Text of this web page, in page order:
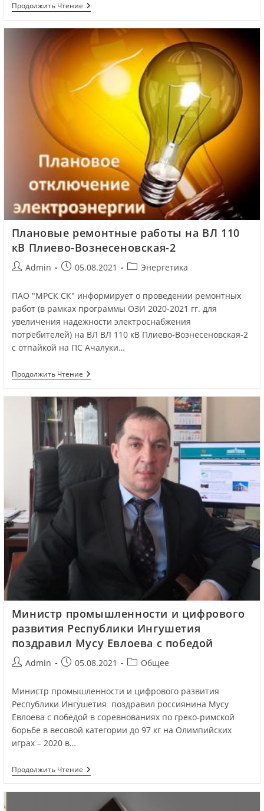
Продолжить Чтение
Плановые ремонтные работы на ВЛ 110
кВ Плиево-Вознесеновская-2
Admin 05.08.2021 Энергетика
ПАО "МРСК СК" информирует о проведении ремонтных
работ (в рамках программы ОЗИ 2020-2021 гг. для
увеличения надежности электроснабжения
потребителей) на ВЛ ВЛ 110 кВ Плиево-Вознесеновская-2
с отпайкой на ПС Ачалуки…
Продолжить Чтение
Министр промышленности и цифрового
развития Республики Ингушетия
поздравил Мусу Евлоева с победой
Admin 05.08.2021 Общее
Министр промышленности и цифрового развития
Республики Ингушетия поздравил россиянина Мусу
Евлоева с победой в соревнованиях по греко-римской
борьбе в весовой категории до 97 кг на Олимпийских
играх – 2020 в…
Продолжить Чтение